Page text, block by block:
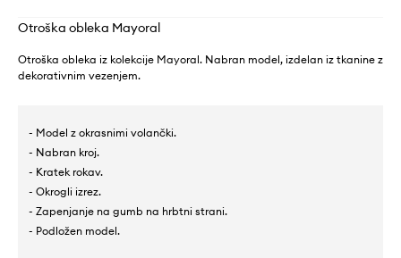
Otroška obleka Mayoral
Otroška obleka iz kolekcije Mayoral. Nabran model, izdelan iz tkanine z
dekorativnim vezenjem.
- Model z okrasnimi volančki.
- Nabran kroj.
- Kratek rokav.
- Okrogli izrez.
- Zapenjanje na gumb na hrbtni strani.
- Podložen model.